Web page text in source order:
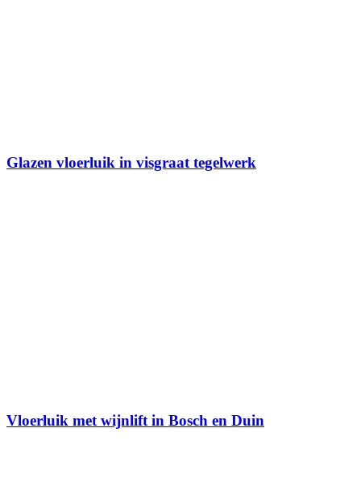
Glazen vloerluik in visgraat tegelwerk
Vloerluik met wijnlift in Bosch en Duin